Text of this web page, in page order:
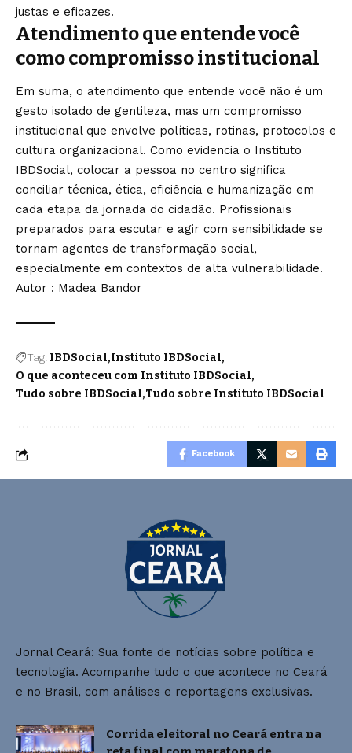
justas e eficazes.
Atendimento que entende você
como compromisso institucional
Em suma, o atendimento que entende você não é um
gesto isolado de gentileza, mas um compromisso
institucional que envolve políticas, rotinas, protocolos e
cultura organizacional. Como evidencia o Instituto
IBDSocial, colocar a pessoa no centro significa
conciliar técnica, ética, eficiência e humanização em
cada etapa da jornada do cidadão. Profissionais
preparados para escutar e agir com sensibilidade se
tornam agentes de transformação social,
especialmente em contextos de alta vulnerabilidade.
Autor : Madea Bandor
Tag: IBDSocial Instituto IBDSocial
O que aconteceu com Instituto IBDSocial
Tudo sobre IBDSocial Tudo sobre Instituto IBDSocial
Facebook
Jornal Ceará: Sua fonte de notícias sobre política e
tecnologia. Acompanhe tudo o que acontece no Ceará
e no Brasil, com análises e reportagens exclusivas.
Corrida eleitoral no Ceará entra na